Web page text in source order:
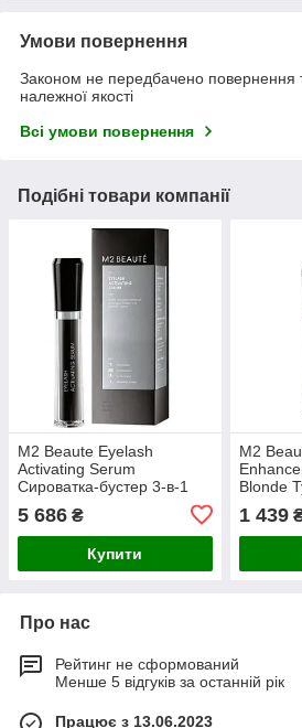
Умови повернення
Законом не передбачено повернення
належної якості
Всі умови повернення
Подібні товари компанії
M2 Beaute Eyelash
Activating Serum
Сироватка-бустер 3-в-1
5 686 ₴
Купити
M2
Blonde
1 439
Про нас
Рейтинг не сформований
Менше 5 відгуків за останній рік
Працює з 13.06.2023